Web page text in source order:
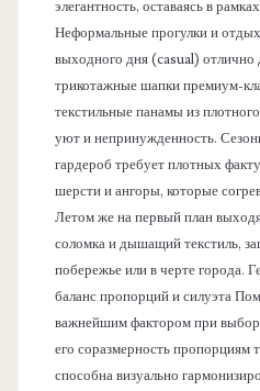
элегантность, оставаясь в
Неформальные прогулки и
выходного дня (casual) отлично
трикотажные шапки премиум-
текстильные панамы из
уют и непринужденность.
гардероб требует плотных
шерсти и ангоры, которые
Летом же на первый план
соломка и дышащий текстиль,
побережье или в черте города.
баланс пропорций и силуэта
важнейшим фактором при
его соразмерность пропорциям
способна визуально